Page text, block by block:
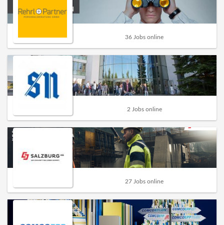
36 Jobs online
2 Jobs online
27 Jobs online